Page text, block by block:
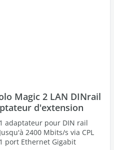
Magic 2 LAN DINrail
d'extension
1 adaptateur pour DIN rail
Jusqu'à 2400 Mbits/s via CPL
1 port Ethernet Gigabit